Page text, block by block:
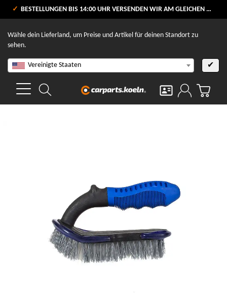
VERSANDKOSTENFREI AB 80 €
BESTELLUNGEN BIS 14:00 UHR VERSENDEN WIR AM GLEICHEN WERKTAG
Wähle dein Lieferland, um Preise und Artikel für deinen Standort zu
sehen.
Vereinigte Staaten ✔